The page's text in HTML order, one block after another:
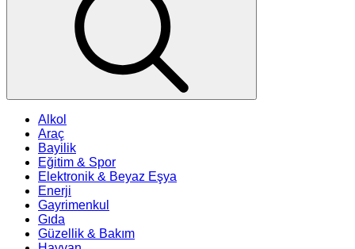
Alkol
Araç
Bayilik
Eğitim & Spor
Elektronik & Beyaz Eşya
Enerji
Gayrimenkul
Gıda
Güzellik & Bakım